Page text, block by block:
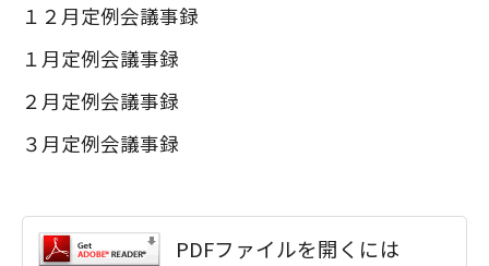
１２月定例会議事録
１月定例会議事録
２月定例会議事録
３月定例会議事録
PDFファイルを開くには